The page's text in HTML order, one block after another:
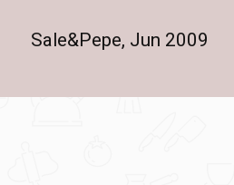
Sale&Pepe, Jun 2009